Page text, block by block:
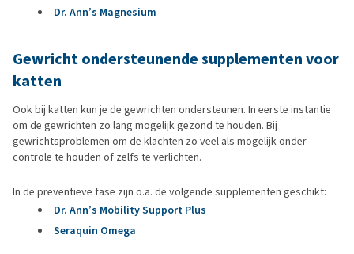
Dr. Ann’s Magnesium
Gewricht ondersteunende supplementen voor
katten
Ook bij katten kun je de gewrichten ondersteunen. In eerste instantie
om de gewrichten zo lang mogelijk gezond te houden. Bij
gewrichtsproblemen om de klachten zo veel als mogelijk onder
controle te houden of zelfs te verlichten.
In de preventieve fase zijn o.a. de volgende supplementen geschikt:
Dr. Ann’s Mobility Support Plus
Seraquin Omega